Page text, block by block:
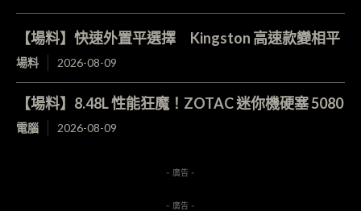
【場料】快速外置平選擇 Kingston 高速款變相平
場料 2026-08-09
【場料】8.48L 性能狂魔！ZOTAC 迷你機硬塞 5080
電腦 2026-08-09
- 廣告 -
- 廣告 -